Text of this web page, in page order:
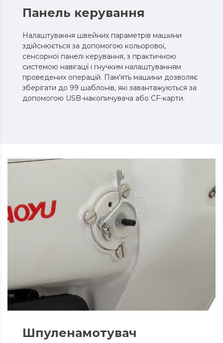
Панель керування
Налаштування швейних параметрів машини
здійснюється за допомогою кольорової,
сенсорної панелі керування, з практичною
системою навігації і гнучким налаштуванням
проведених операцій. Пам'ять машини дозволяє
зберігати до 99 шаблонів, які завантажуються за
допомогою USB-накопичувача або CF-карти.
Шпуленамотувач